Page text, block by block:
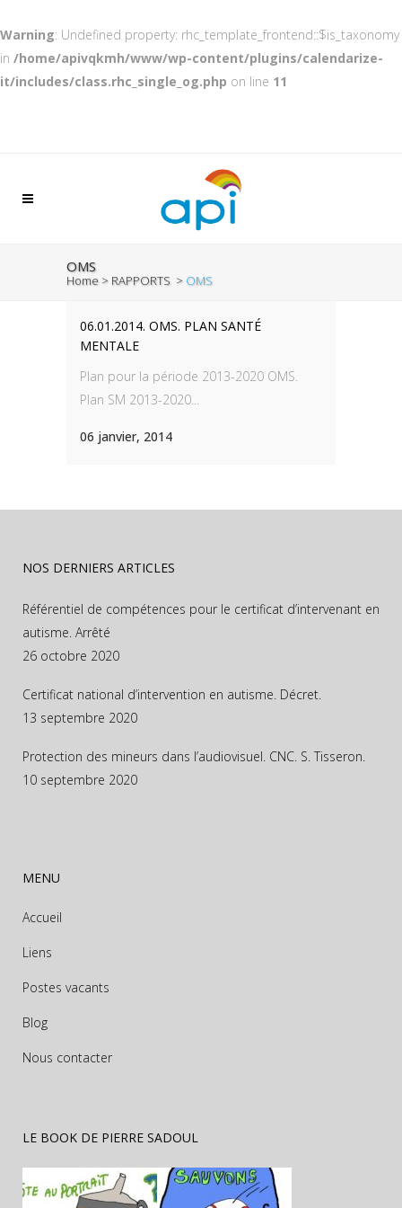
Warning: Undefined property: rhc_template_frontend::$is_taxonomy
in /home/apivqkmh/www/wp-content/plugins/calendarize-
it/includes/class.rhc_single_og.php on line 11
OMS
Home > RAPPORTS > OMS
06.01.2014. OMS. PLAN SANTÉ
MENTALE
Plan pour la période 2013-2020 OMS.
Plan SM 2013-2020...
06 janvier, 2014
NOS DERNIERS ARTICLES
Référentiel de compétences pour le certificat d’intervenant en
autisme. Arrêté
26 octobre 2020
Certificat national d’intervention en autisme. Décret.
13 septembre 2020
Protection des mineurs dans l’audiovisuel. CNC. S. Tisseron.
10 septembre 2020
MENU
Accueil
Liens
Postes vacants
Blog
Nous contacter
LE BOOK DE PIERRE SADOUL